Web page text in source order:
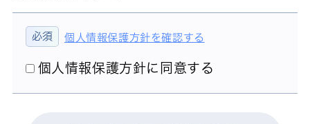
個人情報保護方針を確認する
個人情報保護方針に同意する